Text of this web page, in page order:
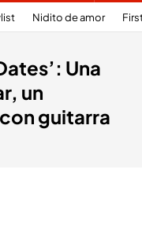
Nidito de amor
Una
un
guitarra